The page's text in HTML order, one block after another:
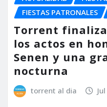
FIESTAS PATRONALES
Torrent
los actos en
Senen y una
nocturna
torrent al dia